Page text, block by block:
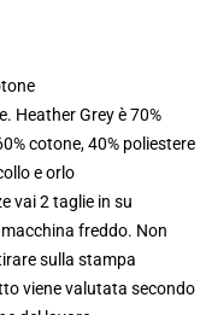
Heather Grey è 70%
cotone, 40% poliestere
e orlo
vai 2 taglie in su
freddo. Non
sulla stampa
viene valutata secondo